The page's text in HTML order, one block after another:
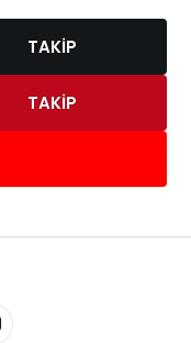
TAKIP
TAKIP